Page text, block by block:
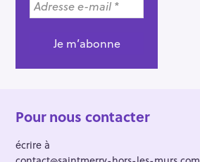
Pour nous contacter
écrire à